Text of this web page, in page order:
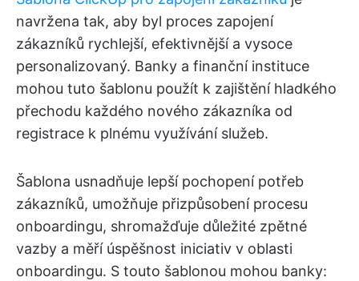
navržena tak, aby byl proces zapojení
zákazníků rychlejší, efektivnější a vysoce
personalizovaný. Banky a finanční instituce
mohou tuto šablonu použít k zajištění hladkého
přechodu každého nového zákazníka od
registrace k plnému využívání služeb.
Šablona usnadňuje lepší pochopení potřeb
zákazníků, umožňuje přizpůsobení procesu
onboardingu, shromažďuje důležité zpětné
vazby a měří úspěšnost iniciativ v oblasti
onboardingu. S touto šablonou mohou banky: